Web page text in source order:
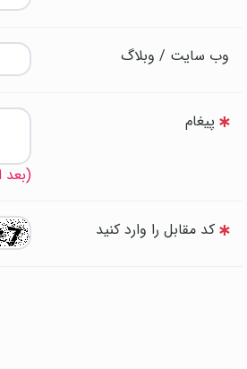
وب سایت / وبلاگ
پیغام
(بعد
کد مقابل را وارد کنید